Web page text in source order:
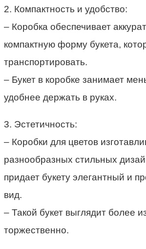
2. Компактность и удобство:
– Коробка обеспечивает
компактную форму букета,
транспортировать.
– Букет в коробке занимает
удобнее держать в руках.
3. Эстетичность:
– Коробки для цветов
разнообразных стильных
придает букету элегантный и
вид.
– Такой букет выглядит более
торжественно.